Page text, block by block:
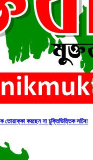
তোয়াক্কা করছেন না চুক্তিভিত্তিক সচিব!